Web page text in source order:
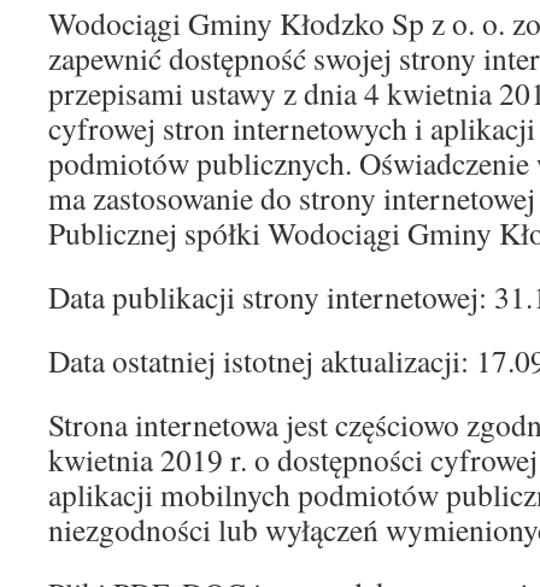
Wodociągi Gminy Kłodzko Sp z o. o.
zapewnić dostępność swojej strony
przepisami ustawy z dnia 4 kwietnia
cyfrowej stron internetowych i
podmiotów publicznych. Oświadczenie
ma zastosowanie do strony
Publicznej spółki Wodociągi Gminy
Data publikacji strony internetowej:
Data ostatniej istotnej aktualizacji:
Strona internetowa jest częściowo
kwietnia 2019 r. o dostępności
aplikacji mobilnych podmiotów
niezgodności lub wyłączeń